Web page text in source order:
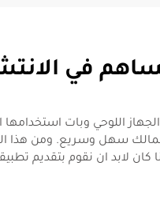
في
اللوحي وبات استخدامها
سهل وسريع. ومن
كان لابد ان نقوم بتقديم